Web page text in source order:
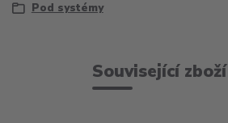
Pod systémy
Související zboží